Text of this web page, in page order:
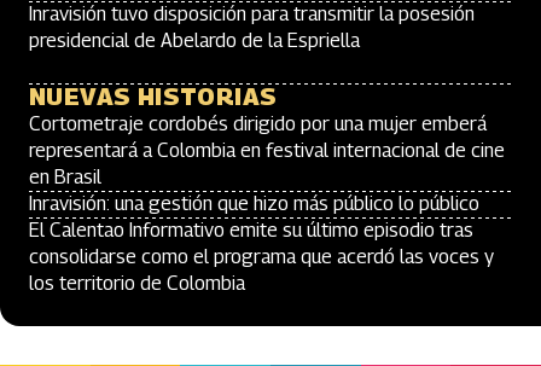
Inravisión tuvo disposición para transmitir la posesión
presidencial de Abelardo de la Espriella
NUEVAS HISTORIAS
Cortometraje cordobés dirigido por una mujer emberá
representará a Colombia en festival internacional de cine
en Brasil
Inravisión: una gestión que hizo más público lo público
El Calentao Informativo emite su último episodio tras
consolidarse como el programa que acerdó las voces y
los territorio de Colombia